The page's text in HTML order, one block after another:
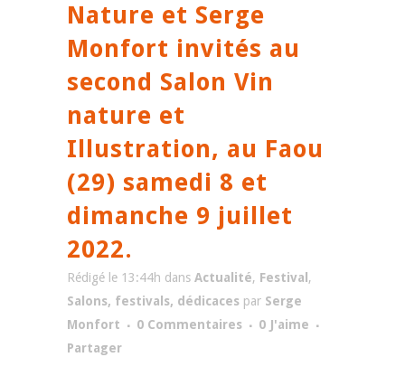
Nature et Serge
Monfort invités au
second Salon Vin
nature et
Illustration, au Faou
(29) samedi 8 et
dimanche 9 juillet
2022.
Rédigé le 13:44h dans Actualité, Festival ,
Salons, festivals, dédicaces par Serge
Monfort
0 Commentaires 0 J'aime
Partager